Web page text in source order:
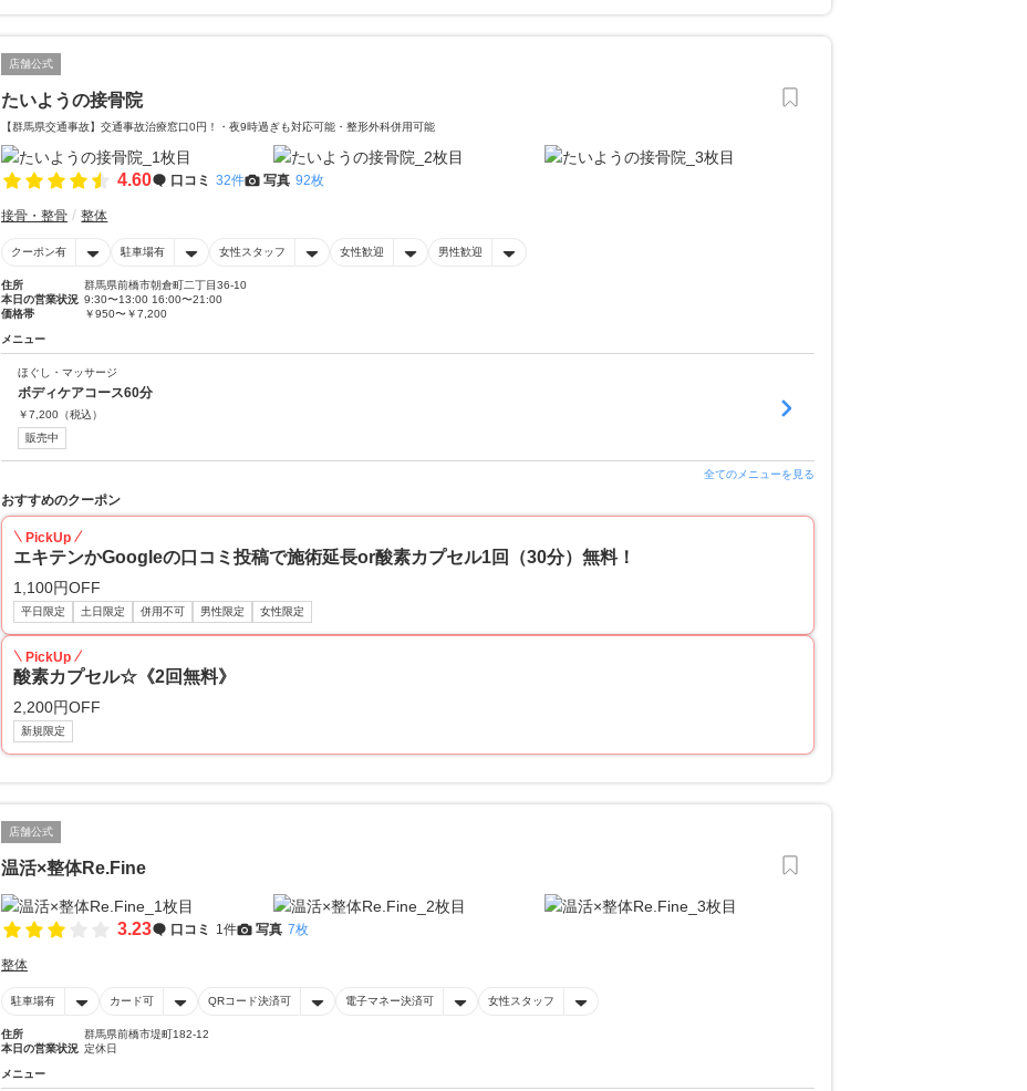
店舗公式
たいようの接骨院
【群馬県交通事故】交通事故治療窓口0円！・夜9時過ぎも対応可能・整形外科併用可能
4.60 口コミ 32件 写真 92枚
接骨・整骨 整体
クーポン有 駐車場有 女性スタッフ 女性歓迎 男性歓迎
住所
群馬県前橋市朝倉町二丁目36-10
本日の営業状況 9:30〜13:00 16:00〜21:00
価格帯
￥950〜￥7,200
メニュー
ほぐし・マッサージ
ボディケアコース60分
￥7,200 （税込）
販売中
全てのメニューを見る
おすすめのクーポン
PickUp
エキテンかGoogleの口コミ投稿で施術延長or酸素カプセル1回（30分）無料！
1,100円OFF
平日限定 土日限定 併用不可 男性限定 女性限定
PickUp
酸素カプセル☆《2回無料》
2,200円OFF
新規限定
店舗公式
温活×整体Re.Fine
3.23 口コミ 1件 写真 7枚
整体
駐車場有 カード可 QRコード決済可 電子マネー決済可 女性スタッフ
住所
群馬県前橋市堤町182-12
本日の営業状況 定休日
メニュー